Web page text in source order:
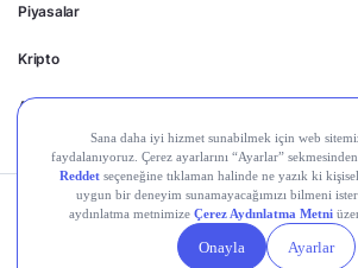
Piyasalar
Kripto
Ayrıcalıklar
Kişisel Verilerin
Gizlilik
Politikası
Yasal